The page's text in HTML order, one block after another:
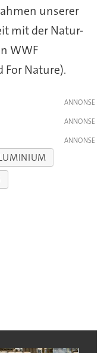
unserer
mit der Natur-
WWF
For Nature).